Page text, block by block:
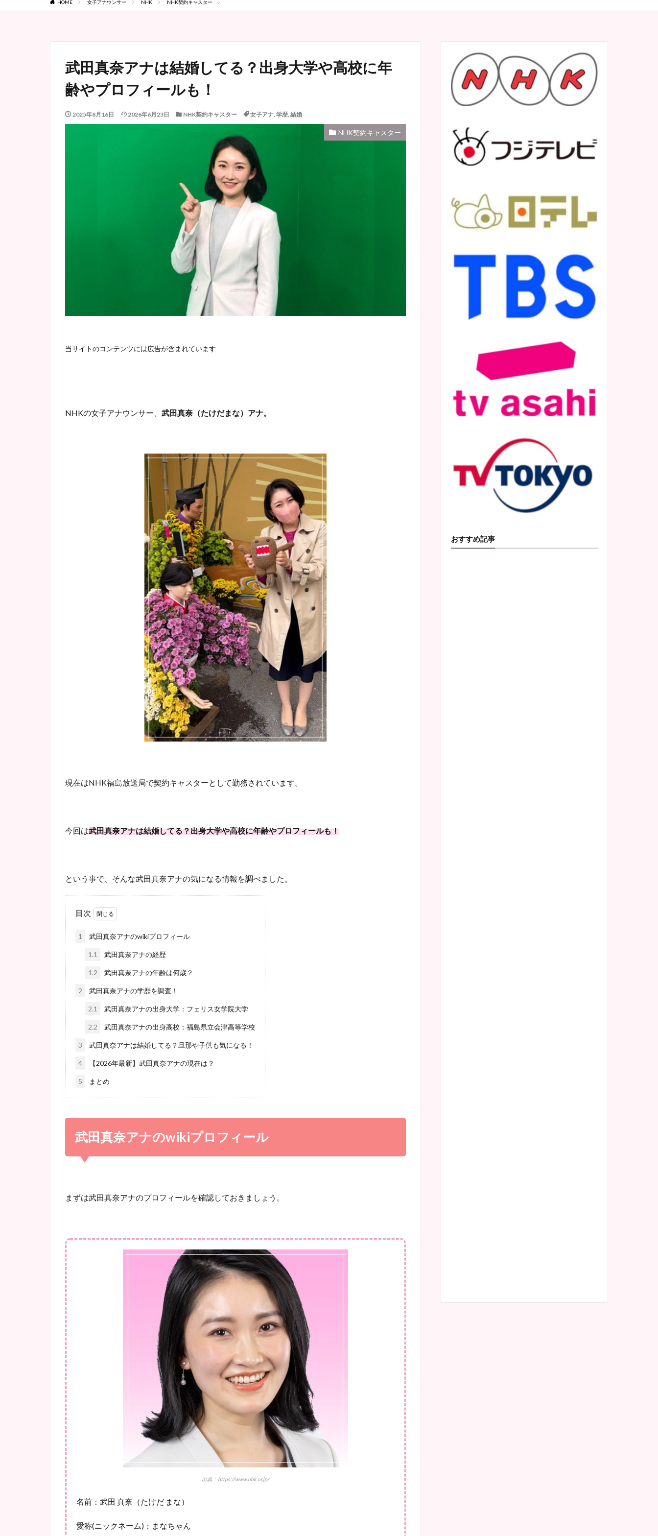
HOME 女子アナウンサー NHK NHK契約キャスター
武田真奈アナは結婚してる？出身大学や高校に年
齢やプロフィールも！
2025年8月16日 2026年6月23日 NHK契約キャスター 女子アナ, 学歴, 結婚
NHK契約キャスター
当サイトのコンテンツには広告が含まれています
NHKの女子アナウンサー、 武田真奈（たけだまな）アナ。
現在はNHK福島放送局で契約キャスターとして勤務されています。
今回は武田真奈アナは結婚してる？出身大学や高校に年齢やプロフィールも！
という事で、そんな武田真奈アナの気になる情報を調べました。
目次
1 武田真奈アナのwikiプロフィール
1.1 武田真奈アナの経歴
1.2 武田真奈アナの年齢は何歳？
2 武田真奈アナの学歴を調査！
2.1 武田真奈アナの出身大学：フェリス女学院大学
2.2 武田真奈アナの出身高校：福島県立会津高等学校
3 武田真奈アナは結婚してる？旦那や子供も気になる！
4 【2026年最新】武田真奈アナの現在は？
5 まとめ
武田真奈アナのwikiプロフィール
まずは武田真奈アナのプロフィールを確認しておきましょう。
出典：https://www.nhk.or.jp/
名前：武田 真奈（たけだ まな）
愛称(ニックネーム)：まなちゃん
おすすめ記事